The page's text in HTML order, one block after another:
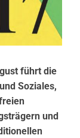
führt die
Soziales,
und